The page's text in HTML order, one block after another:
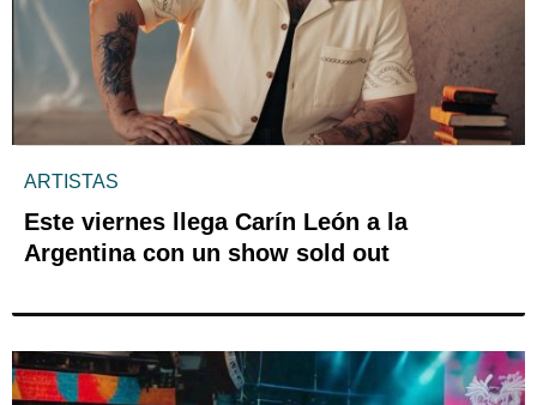
ARTISTAS
Este viernes llega Carín León a la
Argentina con un show sold out